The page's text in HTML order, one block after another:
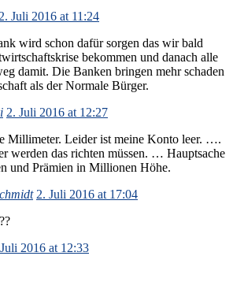
2. Juli 2016 at 11:24
wird schon dafür sorgen das wir bald
bekommen und danach alle
damit. Die Banken bringen mehr schaden
als der Normale Bürger.
2. Juli 2016 at 12:27
Millimeter. Leider ist meine Konto leer. ….
werden das richten müssen. … Hauptsache
und Prämien in Millionen Höhe.
2. Juli 2016 at 17:04
2016 at 12:33